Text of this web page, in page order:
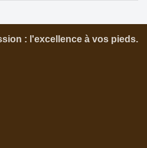
: l'excellence à vos pieds.